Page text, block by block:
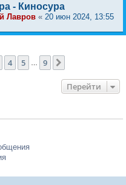
- Киносура
Лавров « 20 июн 2024, 13:55
из
4 5 9
Перейти